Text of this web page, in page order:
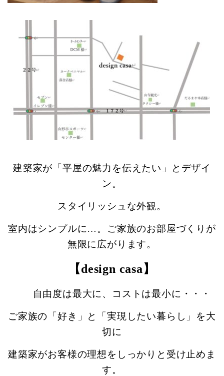
建築家が「平屋の魅力を伝えたい」と デザイ
ン。
スタイリッシュな外観。
室内はシンプルに…。ご家族のお部屋づくりが
無限に広がります。
【design casa】
自由度は最大に、コストは最小に・・・
ご家族の「好き」と「実現したい暮らし」を大
切に
建築家がお客様の理想をしっかりと受け止めま
す。